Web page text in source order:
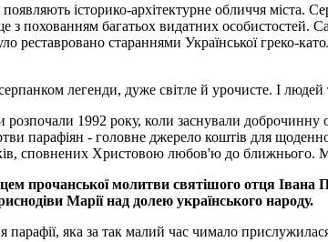
історико-архітектурне обличчя міста.
з похованням багатьох видатних
реставровано стараннями Української греко-
легенди, дуже світле й урочисте. І
1992 року, коли заснували доброчинну
парафіян - головне джерело коштів для
сповнених Христовою любов'ю до ближнього.
прочанської молитви святішого отця Івана
Марії над долею українського народу.
парафії, яка за так малий час чимало